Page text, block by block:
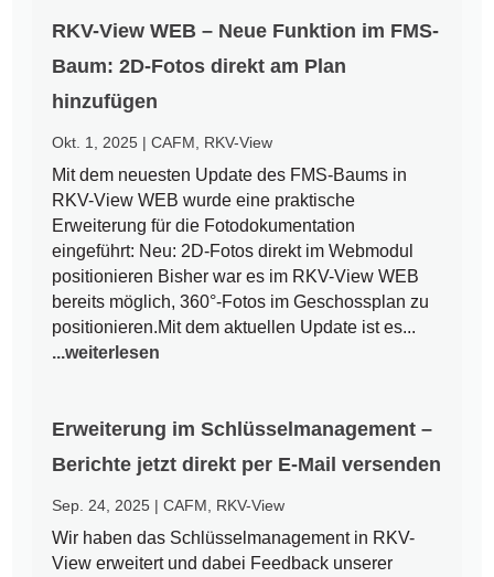
RKV-View WEB – Neue Funktion im FMS-
Baum: 2D-Fotos direkt am Plan
hinzufügen
Okt. 1, 2025 |CAFM RKV-View
Mit dem neuesten Update des FMS-Baums in
RKV-View WEB wurde eine praktische
Erweiterung für die Fotodokumentation
eingeführt: Neu: 2D-Fotos direkt im Webmodul
positionieren Bisher war es im RKV-View WEB
bereits möglich, 360°-Fotos im Geschossplan zu
positionieren.Mit dem aktuellen Update ist es...
...weiterlesen
Erweiterung im Schlüsselmanagement –
Berichte jetzt direkt per E-Mail versenden
Sep. 24, 2025 |CAFM RKV-View
Wir haben das Schlüsselmanagement in RKV-
View erweitert und dabei Feedback unserer